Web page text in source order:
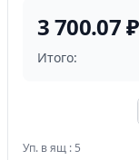
3 700.07 ₽
Итого:
Уп. в ящ : 5